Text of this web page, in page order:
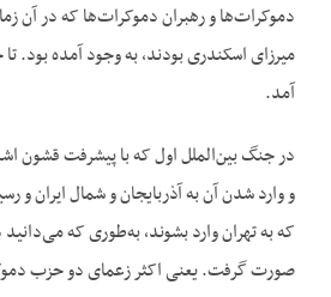
دموکرات‌‌‌‌ها و رهبران دموکرات‌‌ها که در آن
میرزای اسکندری بودند، به وجود آمده بود.
آمد.
در جنگ بین‌‌الملل اول که با پیشرفت قشون
و وارد شدن آن به آذربایجان و شمال ایران و
که به تهران وارد بشوند، به‌‌طوری که
صورت گرفت. یعنی اکثر زعمای دو حزب